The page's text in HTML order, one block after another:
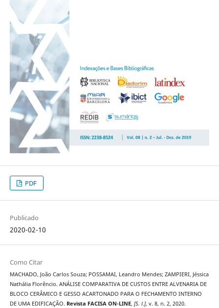
PDF
Publicado
2020-02-10
Como Citar
MACHADO, João Carlos Souza; POSSAMAI, Leandro Mendes; ZAMPIERI, Jéssica
Nathália Florêncio. ANÁLISE COMPARATIVA DE CUSTOS ENTRE ALVENARIA DE
BLOCO CERÂMICO E GESSO ACARTONADO PARA O FECHAMENTO INTERNO
DE UMA EDIFICAÇÃO. Revista FACISA ON-LINE, [S. l.], v. 8, n. 2, 2020.